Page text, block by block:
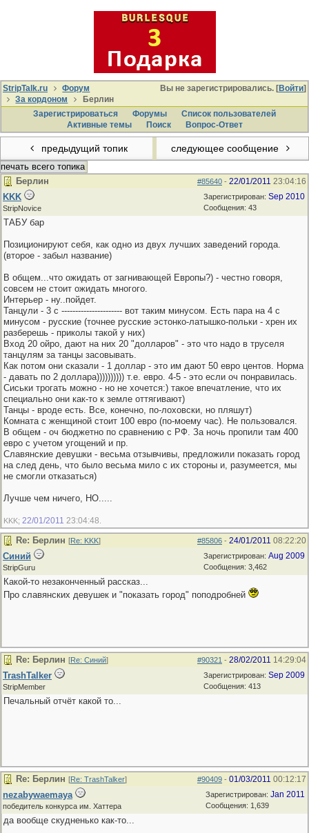
Вы не зарегистрировались. [Войти]
StripTalk.ru
Форум
За кордоном
Берлин
Зарегистрироваться
Форумы
Список пользователей
Активные темы
Поиcк Вопрос-Ответ
предыдущий топик следующее сообщение
печать всего топика
#85640 - 22/01/2011 23:04:16
Берлин
Зарегистрирован: Sep 2010
Сообщения: 43
KKK
StripNovice
ТАБУ бар
Позиционируют себя, как одно из двух лучших заведений города.
(второе - забыл название)
В общем...что ожидать от загнивающей Европы?) - честно говоря,
совсем не стоит ожидать многого.
Интерьер - ну..пойдет.
Танцули - 3 с ---------------------- вот таким минусом. Есть пара на 4 с
минусом - русские (точнее русские эстонко-латышко-польки - хрен их
разберешь - приколы такой у них)
Вход 20 ойро, дают на них 20 "долларов" - это что надо в труселя
танцулям за танцы засовывать.
Как потом они сказали - 1 доллар - это им дают 50 евро центов. Норма
- давать по 2 доллара)))))))))) т.е. евро. 4-5 - это если оч понравилась.
Сиськи трогать можно - но не хочется:) такое впечатление, что их
специально они как-то к земле оттягивают)
Танцы - вроде есть. Все, конечно, по-лоховски, но пляшут)
Комната с женщиной стоит 100 евро (по-моему час). Не пользовался.
В общем - оч бюджетно по сравнению с РФ. За ночь пропили там 400
евро с учетом угощений и пр.
Славянские девушки - весьма отзывчивы, предложили показать город
на след день, что было весьма мило с их стороны и, разумеется, мы
не смогли отказаться)
Лучше чем ничего, НО.....
KKK; 22/01/2011 23:04:48
#85806 - 24/01/2011 08:22:20
Re: Берлин [Re: KKK]
Зарегистрирован: Aug 2009
Сообщения: 3,462
Синий
StripGuru
Какой-то незаконченный рассказ...
Про славянских девушек и "показать город" поподробней
#90321 - 28/02/2011 14:29:04
Re: Берлин [Re: Синий]
Зарегистрирован: Sep 2009
Сообщения: 413
TrashTalker
StripMember
Печальный отчёт какой то...
#90409 - 01/03/2011 00:12:17
Re: Берлин [Re: TrashTalker]
Зарегистрирован: Jan 2011
Сообщения: 1,639
nezabywaemaya
победитель конкурса им. Хаттера
да вообще скудненько как-то...